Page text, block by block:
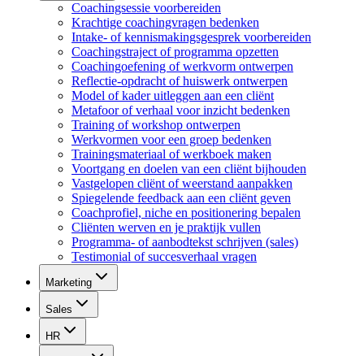
Coachingsessie voorbereiden
Krachtige coachingvragen bedenken
Intake- of kennismakingsgesprek voorbereiden
Coachingstraject of programma opzetten
Coachingoefening of werkvorm ontwerpen
Reflectie-opdracht of huiswerk ontwerpen
Model of kader uitleggen aan een cliënt
Metafoor of verhaal voor inzicht bedenken
Training of workshop ontwerpen
Werkvormen voor een groep bedenken
Trainingsmateriaal of werkboek maken
Voortgang en doelen van een cliënt bijhouden
Vastgelopen cliënt of weerstand aanpakken
Spiegelende feedback aan een cliënt geven
Coachprofiel, niche en positionering bepalen
Cliënten werven en je praktijk vullen
Programma- of aanbodtekst schrijven (sales)
Testimonial of succesverhaal vragen
Marketing
Sales
HR